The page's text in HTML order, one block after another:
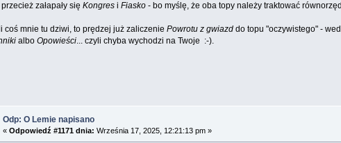
załapały się Kongresi Fiasko- bo myślę, że oba topy należy traktować
coś mnie tu dziwi, to prędzej już zaliczenie Powrotu z gwiazddo topu "oczywistego" -
albo Opowieści... czyli chyba wychodzi na Twoje :-).
Odp: O Lemie napisano
« Odpowiedź #1171 dnia: Września 17, 2025, 12:21:13 pm »